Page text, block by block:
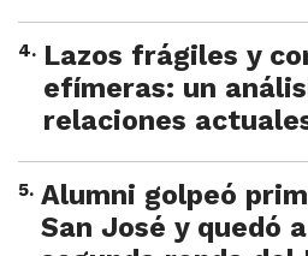
4. Lazos frágiles y
efímeras: un
relaciones
5. Alumni golpeó
San José y quedó